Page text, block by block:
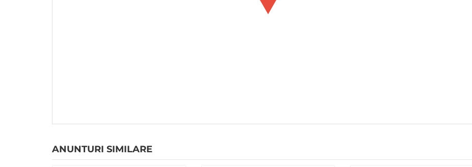
ANUNTURI SIMILARE